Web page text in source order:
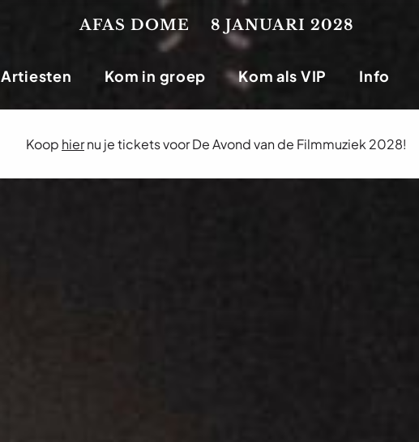
AFAS DOME 8 JANUARI 2028
Artiesten Kom in groep Kom als VIP Info
Koop hiernu je tickets voor De Avond van de Filmmuziek 2028!